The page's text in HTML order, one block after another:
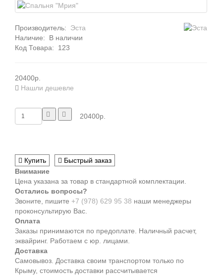
Производитель:
Эста
Наличие: В наличии
Код Товара:
123
20400р.
Нашли дешевле
20400р.
Купить
Быстрый заказ
Внимание
Цена указана за товар в стандартной комплектации.
Остались вопросы?
Звоните, пишите +7 (978) 629 95 38 наши менеджеры
проконсультирую Вас.
Оплата
Заказы принимаются по предоплате. Наличный расчет,
эквайринг. Работаем с юр. лицами.
Доставка
Самовывоз. Доставка своим транспортом только по
Крыму, стоимость доставки рассчитывается